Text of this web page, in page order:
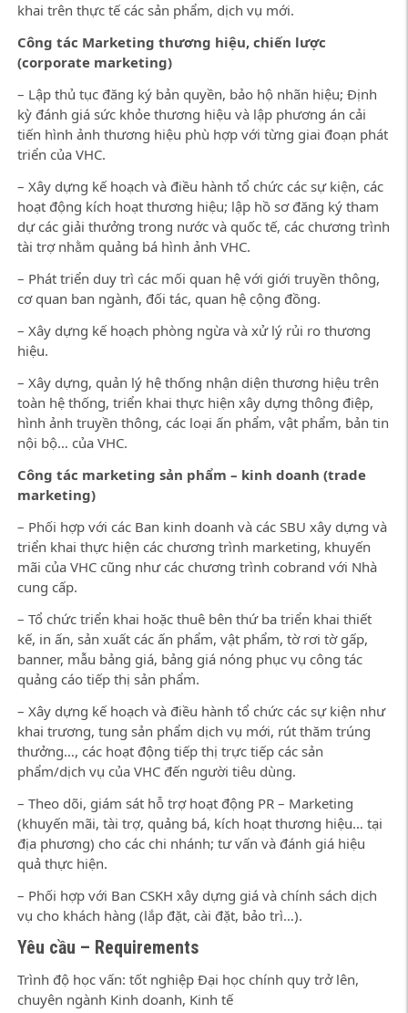
khai trên thực tế các sản phẩm, dịch vụ mới.
Công tác Marketing thương hiệu, chiến lược
(corporate marketing)
– Lập thủ tục đăng ký bản quyền, bảo hộ nhãn hiệu; Định
kỳ đánh giá sức khỏe thương hiệu và lập phương án cải
tiến hình ảnh thương hiệu phù hợp với từng giai đoạn phát
triển của VHC.
– Xây dựng kế hoạch và điều hành tổ chức các sự kiện, các
hoạt động kích hoạt thương hiệu; lập hồ sơ đăng ký tham
dự các giải thưởng trong nước và quốc tế, các chương trình
tài trợ nhằm quảng bá hình ảnh VHC.
– Phát triển duy trì các mối quan hệ với giới truyền thông,
cơ quan ban ngành, đối tác, quan hệ cộng đồng.
– Xây dựng kế hoạch phòng ngừa và xử lý rủi ro thương
hiệu.
– Xây dựng, quản lý hệ thống nhận diện thương hiệu trên
toàn hệ thống, triển khai thực hiện xây dựng thông điệp,
hình ảnh truyền thông, các loại ấn phẩm, vật phẩm, bản tin
nội bộ… của VHC.
Công tác marketing sản phẩm – kinh doanh (trade
marketing)
– Phối hợp với các Ban kinh doanh và các SBU xây dựng và
triển khai thực hiện các chương trình marketing, khuyến
mãi của VHC cũng như các chương trình cobrand với Nhà
cung cấp.
– Tổ chức triển khai hoặc thuê bên thứ ba triển khai thiết
kế, in ấn, sản xuất các ấn phẩm, vật phẩm, tờ rơi tờ gấp,
banner, mẫu bảng giá, bảng giá nóng phục vụ công tác
quảng cáo tiếp thị sản phẩm.
– Xây dựng kế hoạch và điều hành tổ chức các sự kiện như
khai trương, tung sản phẩm dịch vụ mới, rút thăm trúng
thưởng…, các hoạt động tiếp thị trực tiếp các sản
phẩm/dịch vụ của VHC đến người tiêu dùng.
– Theo dõi, giám sát hỗ trợ hoạt động PR – Marketing
(khuyến mãi, tài trợ, quảng bá, kích hoạt thương hiệu… tại
địa phương) cho các chi nhánh; tư vấn và đánh giá hiệu
quả thực hiện.
– Phối hợp với Ban CSKH xây dựng giá và chính sách dịch
vụ cho khách hàng (lắp đặt, cài đặt, bảo trì…).
Yêu cầu – Requirements
Trình độ học vấn: tốt nghiệp Đại học chính quy trở lên,
chuyên ngành Kinh doanh, Kinh tế